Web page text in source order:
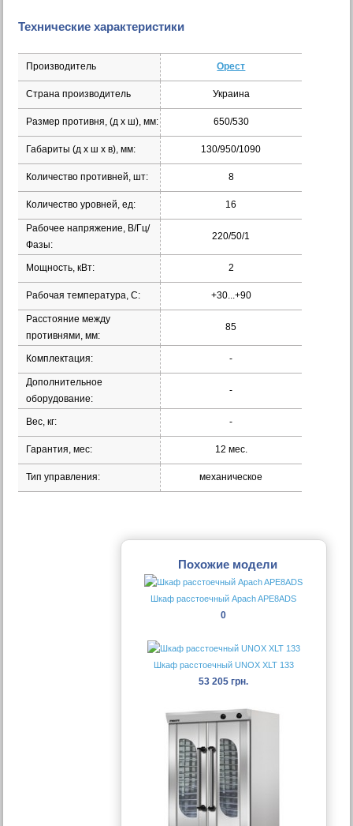
Технические характеристики
Производитель Орест
Страна производитель Украина
Размер противня, (д х ш), мм: 650/530
Габариты (д х ш х в), мм: 130/950/1090
Количество противней, шт: 8
Количество уровней, ед: 16
Рабочее напряжение, В/Гц/
Фазы:
220/50/1
Мощность, кВт: 2
Рабочая температура, С: +30...+90
Расстояние между
противнями, мм:
85
Комплектация: -
Дополнительное
оборудование:
-
Вес, кг: -
Гарантия, мес: 12 мес.
Тип управления: механическое
Похожие модели
Шкаф расстоечный Apach APE8ADS
0
Шкаф расстоечный UNOX XLT 133
53 205 грн.